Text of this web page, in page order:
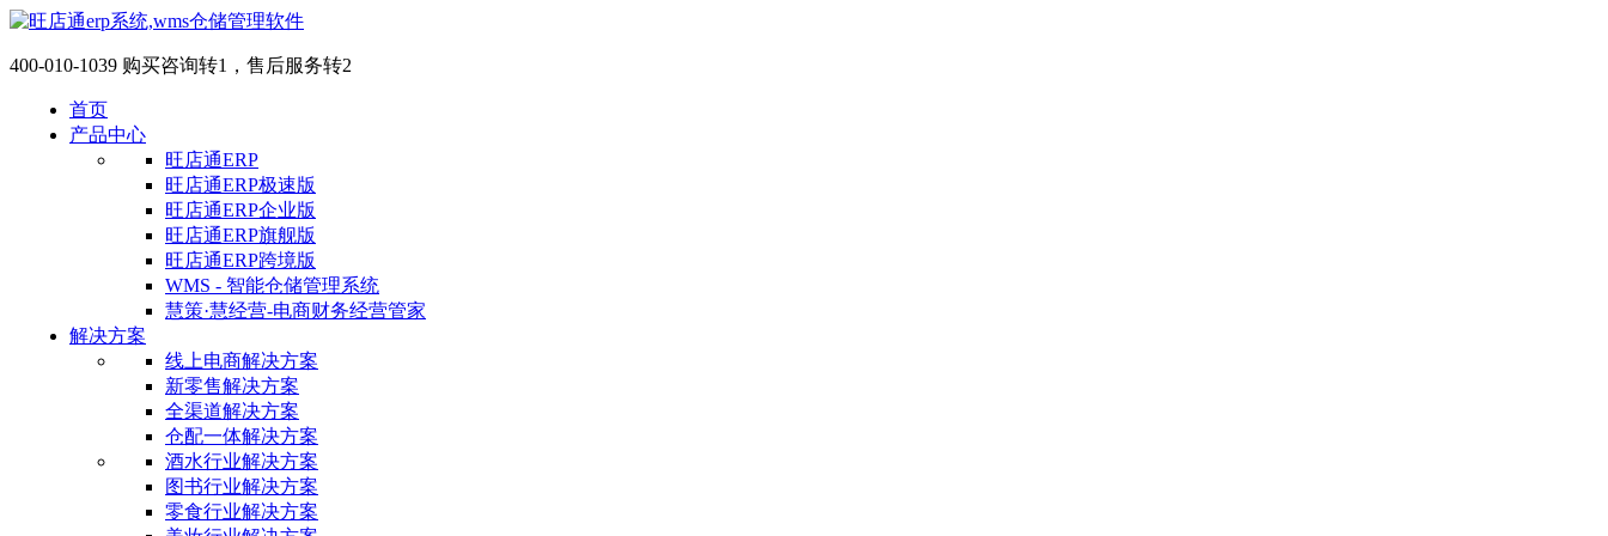
400-010-1039 购买咨询转1，售后服务转2
首页
产品中心
旺店通ERP
旺店通ERP极速版
旺店通ERP企业版
旺店通ERP旗舰版
旺店通ERP跨境版
WMS - 智能仓储管理系统
慧策·慧经营-电商财务经营管家
解决方案
线上电商解决方案
新零售解决方案
全渠道解决方案
仓配一体解决方案
酒水行业解决方案
图书行业解决方案
零食行业解决方案